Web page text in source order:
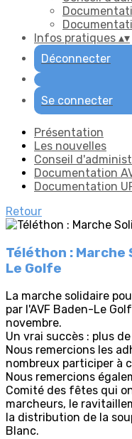
Infos pratiques ▴▾
Déconnecter
Se connecter
Présentation
Les nouvelles
Conseil
Documentation
Documentation
Retour
Téléthon : Marche
Le Golfe
La marche solidaire
par l'AVF Baden-Le
novembre.
Un vrai succès : plus
Nous remercions les
nombreux participer à
Nous remercions
Comité des fêtes qui
marcheurs, le
la distribution de la
Blanc.